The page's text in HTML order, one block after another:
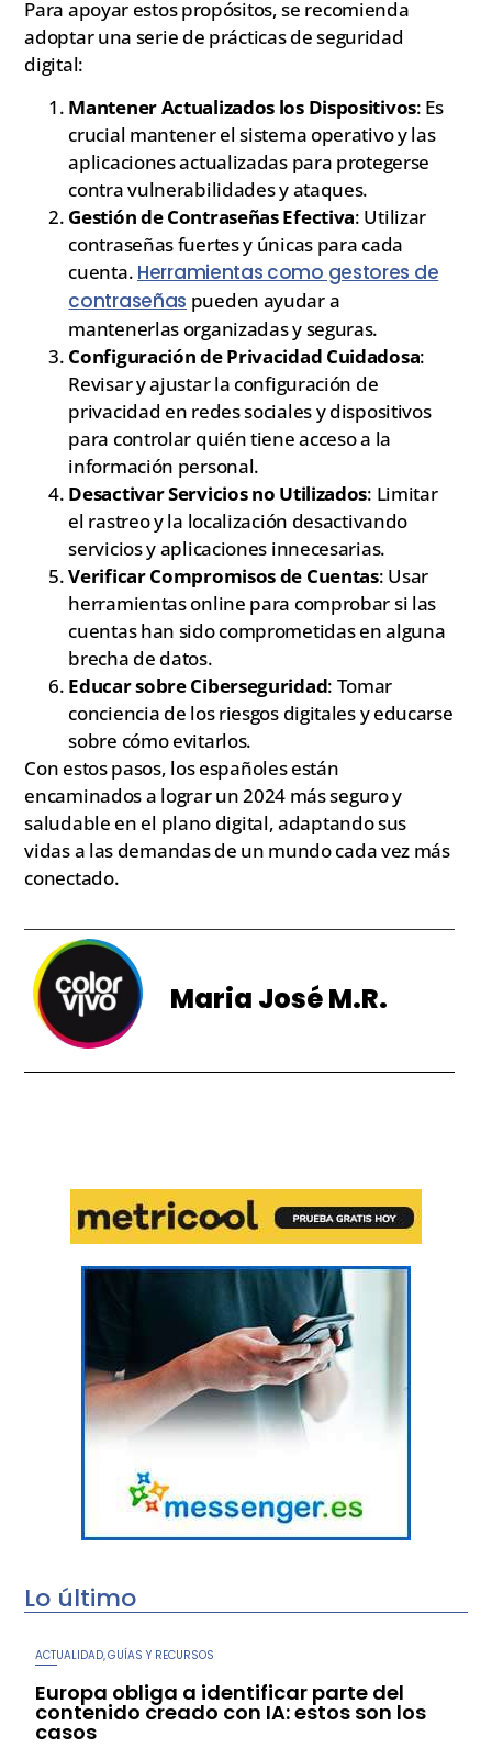
Para apoyar estos propósitos, se recomienda
adoptar una serie de prácticas de seguridad
digital:
Mantener Actualizados los Dispositivos: Es
crucial mantener el sistema operativo y las
aplicaciones actualizadas para protegerse
contra vulnerabilidades y ataques.
Gestión de Contraseñas Efectiva: Utilizar
contraseñas fuertes y únicas para cada
cuenta. Herramientas como gestores de
contraseñas pueden ayudar a
mantenerlas organizadas y seguras.
Configuración de Privacidad Cuidadosa:
Revisar y ajustar la configuración de
privacidad en redes sociales y dispositivos
para controlar quién tiene acceso a la
información personal.
Desactivar Servicios no Utilizados: Limitar
el rastreo y la localización desactivando
servicios y aplicaciones innecesarias.
Verificar Compromisos de Cuentas: Usar
herramientas online para comprobar si las
cuentas han sido comprometidas en alguna
brecha de datos.
Educar sobre Ciberseguridad: Tomar
conciencia de los riesgos digitales y educarse
sobre cómo evitarlos.
Con estos pasos, los españoles están
encaminados a lograr un 2024 más seguro y
saludable en el plano digital, adaptando sus
vidas a las demandas de un mundo cada vez más
conectado.
Maria José M.R.
Lo último
ACTUALIDAD ,GUÍAS Y RECURSOS
Europa obliga a identificar parte del
contenido creado con IA: estos son los
casos